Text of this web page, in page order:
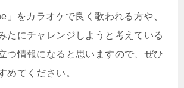
」をカラオケで良く歌われる方や、
たにチャレンジしようと考えている
つ情報になると思いますので、ぜひ
めてください。